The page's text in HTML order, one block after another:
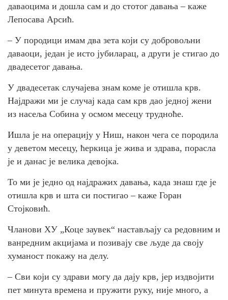
даваоцима и дошла сам и до стотог давања – каже
Лепосава Арсић.
– У породици имам два зета који су добровољни
даваоци, један је исто јубиларац, а други је стигао до
двадесетог давања.
У двадесетак случајева знам коме је отишла крв.
Најдражи ми је случај када сам крв дао једној жени
из насеља Собина у осмом месецу трудноће.
Ишла је на операцију у Ниш, након чега се породила
у деветом месецу, ћеркица је жива и здрава, порасла
је и данас је велика девојка.
То ми је једно од најдражих давања, када знаш где је
отишла крв и шта си постигао – каже Горан
Стојковић.
Чланови ХУ „Коце заувек“ настављају са редовним и
ванредним акцијама и позивају све људе да своју
хуманост покажу на делу.
– Сви који су здрави могу да дају крв, јер издвојити
пет минута времена и пружити руку, није много, а